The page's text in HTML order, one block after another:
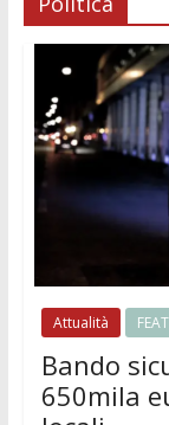
Attualità
Bando
650mila